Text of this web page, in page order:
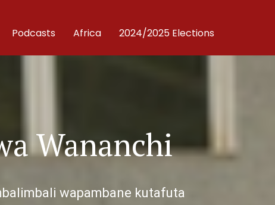
Podcasts Africa 2024/2025 Elections
Wananchi
wapambane kutafuta